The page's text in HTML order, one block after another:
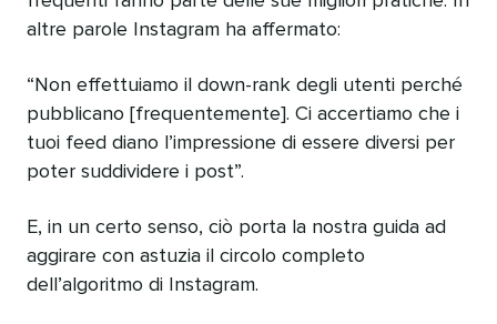
altre parole Instagram ha affermato:
“Non effettuiamo il down-rank degli utenti perché
pubblicano [frequentemente]. Ci accertiamo che i
tuoi feed diano l’impressione di essere diversi per
poter suddividere i post”.
E, in un certo senso, ciò porta la nostra guida ad
aggirare con astuzia il circolo completo
dell’algoritmo di Instagram.